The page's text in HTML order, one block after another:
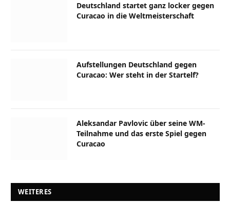
Deutschland startet ganz locker gegen
Curacao in die Weltmeisterschaft
Aufstellungen Deutschland gegen
Curacao: Wer steht in der Startelf?
Aleksandar Pavlovic über seine WM-
Teilnahme und das erste Spiel gegen
Curacao
WEITERES